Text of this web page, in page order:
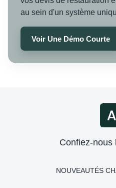
au sein d'un système
Voir Une Démo Courte
Confiez-nous
NOUVEAUTÉS